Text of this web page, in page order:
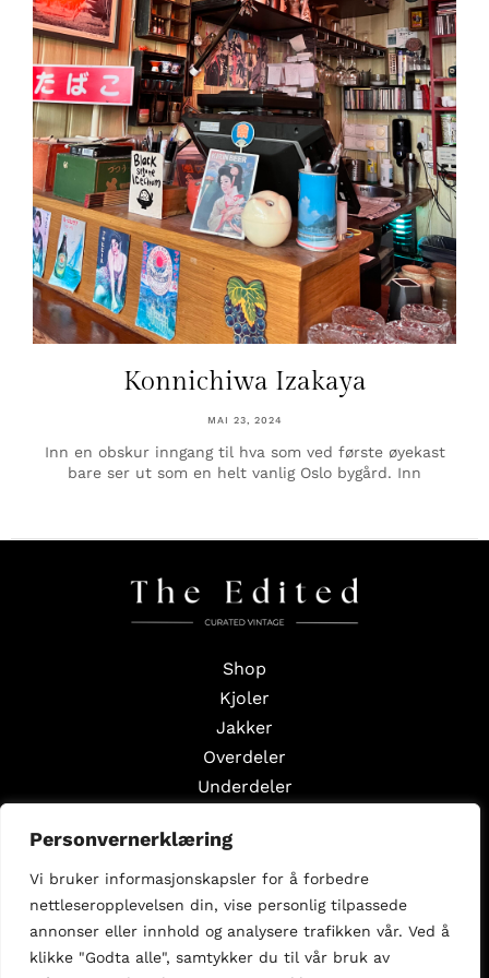
Personvernerklæring
Vi bruker informasjonskapsler for å forbedre
nettleseropplevelsen din, vise personlig tilpassede
annonser eller innhold og analysere trafikken vår. Ved å
klikke "Godta alle", samtykker du til vår bruk av
Konnichiwa Izakaya
MAI 23, 2024
Inn en obskur inngang til hva som ved første øyekast
bare ser ut som en helt vanlig Oslo bygård. Inn
Shop
Kjoler
Jakker
Overdeler
Underdeler
Styling Edits
Guide Edits
Inspirasjon
Om oss
Selg med oss